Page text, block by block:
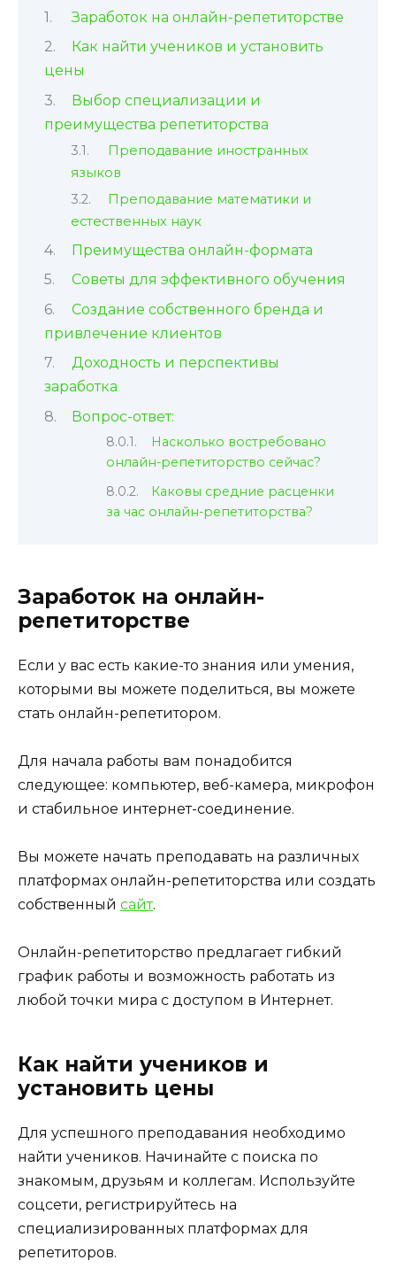
Заработок на онлайн-репетиторстве
Как найти учеников и установить
цены
Выбор специализации и
преимущества репетиторства
Преподавание иностранных
языков
Преподавание математики и
естественных наук
Преимущества онлайн-формата
Советы для эффективного обучения
Создание собственного бренда и
привлечение клиентов
Доходность и перспективы
заработка
Вопрос-ответ:
Насколько востребовано
онлайн-репетиторство сейчас?
Каковы средние расценки
за час онлайн-репетиторства?
Заработок на онлайн-
репетиторстве
Если у вас есть какие-то знания или умения,
которыми вы можете поделиться, вы можете
стать онлайн-репетитором.
Для начала работы вам понадобится
следующее: компьютер, веб-камера, микрофон
и стабильное интернет-соединение.
Вы можете начать преподавать на различных
платформах онлайн-репетиторства или создать
собственный сайт.
Онлайн-репетиторство предлагает гибкий
график работы и возможность работать из
любой точки мира с доступом в Интернет.
Как найти учеников и
установить цены
Для успешного преподавания необходимо
найти учеников. Начинайте с поиска по
знакомым, друзьям и коллегам. Используйте
соцсети, регистрируйтесь на
специализированных платформах для
репетиторов.